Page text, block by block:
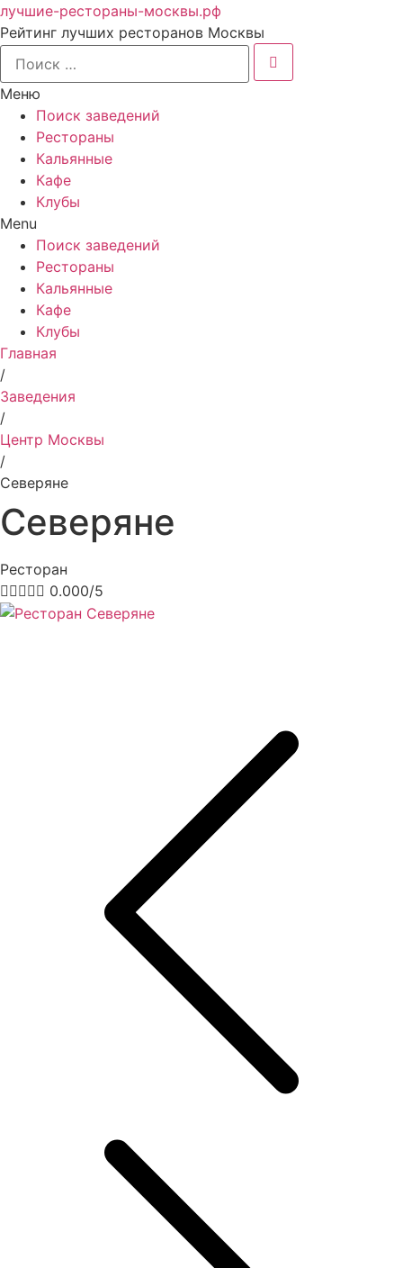
лучшие-рестораны-москвы.рф
Рейтинг лучших ресторанов Москвы
Меню
Поиск заведений
Рестораны
Кальянные
Кафе
Клубы
Menu
Поиск заведений
Рестораны
Кальянные
Кафе
Клубы
Главная
/
Заведения
/
Центр Москвы
/
Северяне
Северяне
Ресторан
 0.000/5